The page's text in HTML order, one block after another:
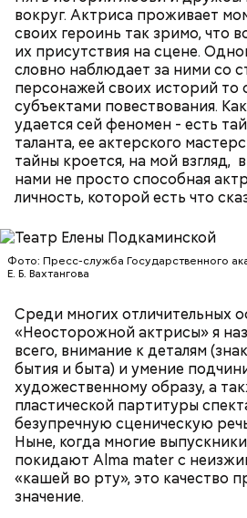
вокруг. Актриса проживает
своих героинь так зримо, что
их присутствия на сцене.
словно наблюдает за ними со
персонажей своих историй то
субъектами повествования.
удается сей феномен - есть
таланта, ее актерского
тайны кроется, на мой взгляд,
нами не просто способная
личность, которой есть что
Фото: Пресс-служба Государственного
Е. Б. Вахтангова
Среди многих отличительных
«Неосторожной актрисы» я
всего, внимание к деталям
бытия и быта) и умение
художественному образу, а
пластической партитуры
безупречную сценическую
Ныне, когда многие
покидают Alma mater с
«кашей во рту», это качество
значение.
Попав под власть чар Фэй,
по нотам разыгрывает
того, как девушка исчезает,
Джим Моррисон,
1991)
Фото: «Дорз» (The Doors, 1991)
что прыгнул со сцены и сломал
году за эту работу он был
MTV Movie Awards в категории
Little L (из альбома "A Funk
Odyssey", 2001)